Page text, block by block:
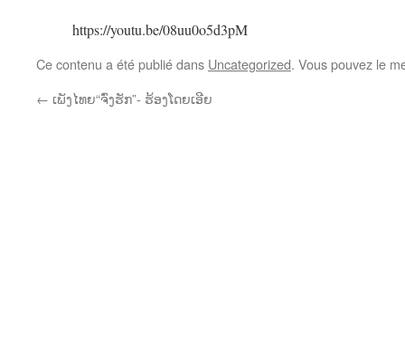
https://youtu.be/08uu0o5d3pM
Ce contenu a été publié dans Uncategorized. Vous pouvez le
← ເພັງໄທຍ“ຈົ່ງຮັກ”- ຮ້ອງໂດຍເອີຍ